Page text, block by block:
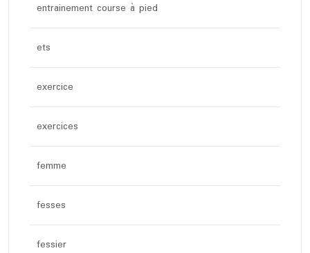
entrainement course à pied
ets
exercice
exercices
femme
fesses
fessier